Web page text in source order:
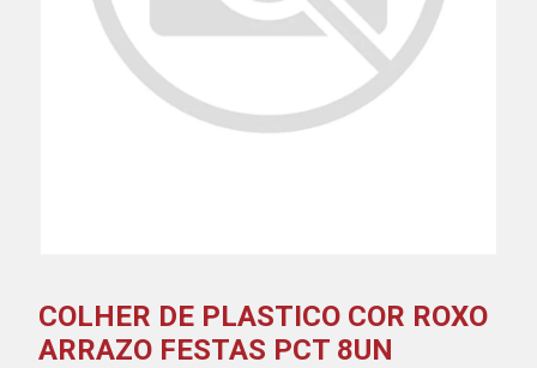
COLHER DE PLASTICO COR ROXO
ARRAZO FESTAS PCT 8UN